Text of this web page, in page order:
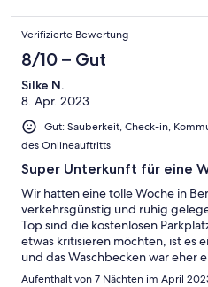
Verifizierte Bewertung
8/10 – Gut
Silke N.
8. Apr. 2023
Gut: Sauberkeit, Check-in,
des Onlineauftritts
Super Unterkunft für eine
Wir hatten eine tolle Woche in
verkehrsgünstig und ruhig
Top sind die kostenlosen
etwas kritisieren möchten, ist es
und das Waschbecken war eher
Aufenthalt von 7 Nächten im April